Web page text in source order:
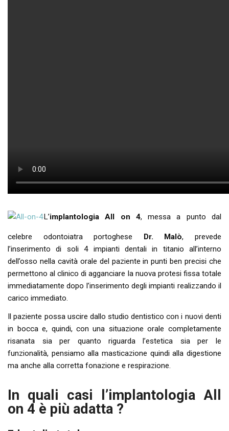
L’implantologia All on 4, messa a punto dal
celebre odontoiatra portoghese Dr. Malò, prevede
l’inserimento di soli 4 impianti dentali in titanio all’interno
dell’osso nella cavità orale del paziente in punti ben precisi che
permettono al clinico di agganciare la nuova protesi fissa totale
immediatamente dopo l’inserimento degli impianti realizzando il
carico immediato.
Il paziente possa uscire dallo studio dentistico con i nuovi denti
in bocca e, quindi, con una situazione orale completamente
risanata sia per quanto riguarda l’estetica sia per le
funzionalità, pensiamo alla masticazione quindi alla digestione
ma anche alla corretta fonazione e respirazione.
In quali casi l’implantologia All
on 4 è più adatta ?